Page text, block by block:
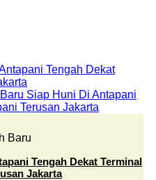
Baru
Tengah Dekat Terminal
Jakarta